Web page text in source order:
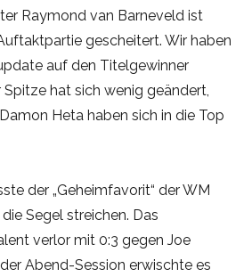
Raymond van Barneveld ist
gescheitert. Wir haben
auf den Titelgewinner
hat sich wenig geändert,
Heta haben sich in die Top
der „Geheimfavorit“ der WM
Segel streichen. Das
verlor mit 0:3 gegen Joe
der Abend-Session erwischte es